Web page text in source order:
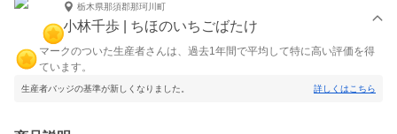
栃木県那須郡那珂川町
小林千歩 | ちほのいちごばたけ
マークのついた生産者さんは、過去1年間で平均して特に高い評価を得
ています。
生産者バッジの基準が新しくなりました。 詳しくはこちら